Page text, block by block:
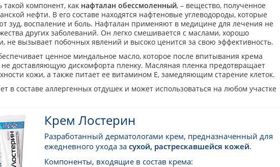
такой компонент, как нафталан обессмоленный, – вещество, полученное
нефти. В его составе находятся нафтеновые углеводороды, которые
зуд, воспаление и боль. Нафталан применяют в медицине для лечения не
других заболеваний. Он легко смешивается с маслами, хорошо
не вызывает побочных явлений и высоко ценится за свою эффективность.
ценное миндальное масло, которое после впитывания крема
не доставляющую дискомфорта пленку. Масляная пленка предотвращает
кожи, а также питает ее витамином Е, замедляющим старение клеток.
в составе аллергенных отдушек и может использоваться на любом участке
Крем Лостерин
Разработанный дерматологами крем, предназначенный для
ежедневного ухода за сухой, растрескавшейся кожей.
Компоненты, входящие в состав крема: